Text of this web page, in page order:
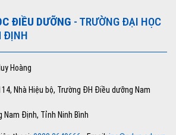
ĐIỀU DƯỠNG - TRƯỜNG ĐẠI HỌC
ĐỊNH
Hoàng
Nhà Hiệu bộ, Trường ĐH Điều dưỡng Nam
Nam Định, Tỉnh Ninh Bình